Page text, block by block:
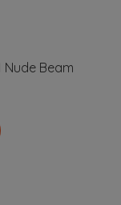
Nude Beam